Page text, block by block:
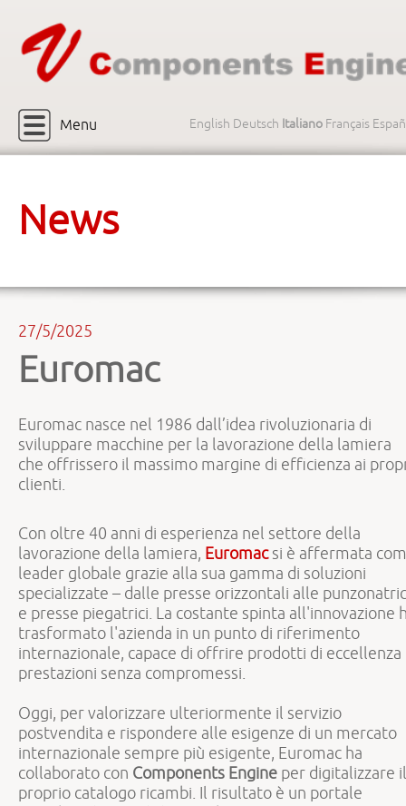
Menu English Deutsch Italiano Français
News
27/5/2025
Euromac
Euromac nasce nel 1986 dall’idea rivoluzionaria di
sviluppare macchine per la lavorazione della lamiera
che offrissero il massimo margine di efficienza ai
clienti.
Con oltre 40 anni di esperienza nel settore della
lavorazione della lamiera, Euromacsi è affermata
leader globale grazie alla sua gamma di soluzioni
specializzate – dalle presse orizzontali alle
e presse piegatrici. La costante spinta all'innovazione
trasformato l'azienda in un punto di riferimento
internazionale, capace di offrire prodotti di eccellenza
prestazioni senza compromessi.
Oggi, per valorizzare ulteriormente il servizio
postvendita e rispondere alle esigenze di un mercato
internazionale sempre più esigente, Euromac ha
collaborato con Components Engine per digitalizzare il
proprio catalogo ricambi. Il risultato è un portale